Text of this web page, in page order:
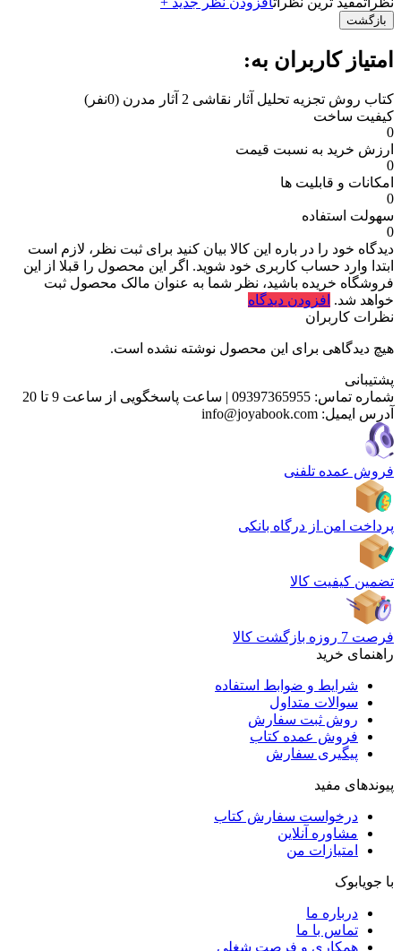
بازگشت
امتیاز کاربران به:
کتاب روش تجزیه تحلیل آثار نقاشی 2 آثار مدرن
(0نفر)
کیفیت ساخت
0
ارزش خرید به نسبت قیمت
0
امکانات و قابلیت ها
0
سهولت استفاده
0
دیدگاه خود را در باره این کالا بیان کنید برای ثبت نظر، لازم است
ابتدا وارد حساب کاربری خود شوید. اگر این محصول را قبلا از این
فروشگاه خریده باشید، نظر شما به عنوان مالک محصول ثبت
خواهد شد. افزودن دیدگاه
نظرات کاربران
هیچ دیدگاهی برای این محصول نوشته نشده است.
پشتیبانی
شماره تماس: 09397365955
| ساعت پاسخگویی از ساعت 9 تا 20
آدرس ایمیل: info@joyabook.com
فروش عمده تلفنی
پرداخت امن از درگاه بانکی
تضمین کیفیت کالا
فرصت 7 روزه بازگشت کالا
راهنمای خرید
شرایط و ضوابط استفاده
سوالات متداول
روش ثبت سفارش
فروش عمده کتاب
پیگیری سفارش
پیوندهای مفید
درخواست سفارش کتاب
مشاوره آنلاین
امتیازات من
با جویابوک
درباره ما
تماس با ما
همکاری و فرصت شغلی